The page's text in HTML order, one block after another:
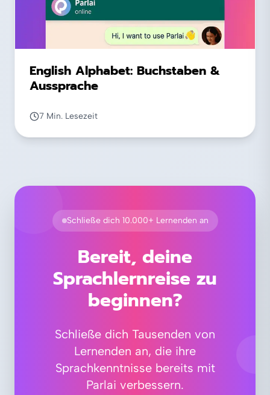
English Alphabet: Buchstaben &
Aussprache
7 Min. Lesezeit
Schließe dich 10.000+ Lernenden an
Bereit, deine
Sprachlernreise zu
beginnen?
Schließe dich Tausenden von
Lernenden an, die ihre
Sprachkenntnisse bereits mit
Parlai verbessern.